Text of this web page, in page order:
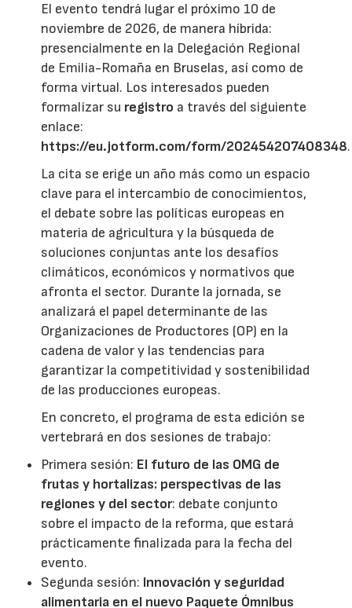
El evento tendrá lugar el próximo 10 de
noviembre de 2026, de manera híbrida:
presencialmente en la Delegación Regional
de Emilia-Romaña en Bruselas, así como de
forma virtual. Los interesados pueden
formalizar su registro a través del siguiente
enlace:
https://eu.jotform.com/form/202454207408348.
La cita se erige un año más como un espacio
clave para el intercambio de conocimientos,
el debate sobre las políticas europeas en
materia de agricultura y la búsqueda de
soluciones conjuntas ante los desafíos
climáticos, económicos y normativos que
afronta el sector. Durante la jornada, se
analizará el papel determinante de las
Organizaciones de Productores (OP) en la
cadena de valor y las tendencias para
garantizar la competitividad y sostenibilidad
de las producciones europeas.
En concreto, el programa de esta edición se
vertebrará en dos sesiones de trabajo:
Primera sesión: El futuro de las OMG de
frutas y hortalizas: perspectivas de las
regiones y del sector: debate conjunto
sobre el impacto de la reforma, que estará
prácticamente finalizada para la fecha del
evento.
Segunda sesión: Innovación y seguridad
alimentaria en el nuevo Paquete Ómnibus